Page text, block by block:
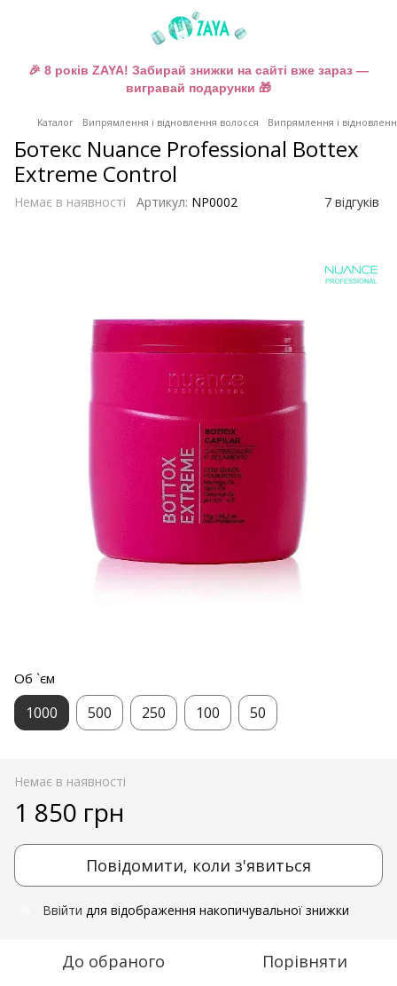
🎉 8 років ZAYA! Забирай знижки на сайті вже зараз —
вигравай подарунки 🎁
Каталог Випрямлення і відновлення волосся Випрямлення і
Ботекс Nuance Professional Bottex
Extreme Control
Немає в наявності Артикул: NP0002 7 відгуків
Об `єм
1000 500 250 100 50
Немає в наявності
1 850 грн
Повідомити, коли з'явиться
Ввійти для відображення накопичувальної знижки
До обраного Порівняти